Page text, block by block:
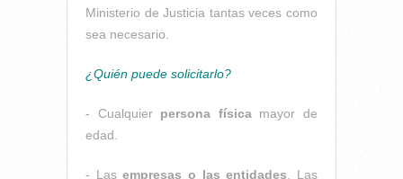
Ministerio de Justicia tantas veces como
sea necesario.
¿Quién puede solicitarlo?
- Cualquier persona físicamayor de
edad.
- Lasempresas o las entidades . Las